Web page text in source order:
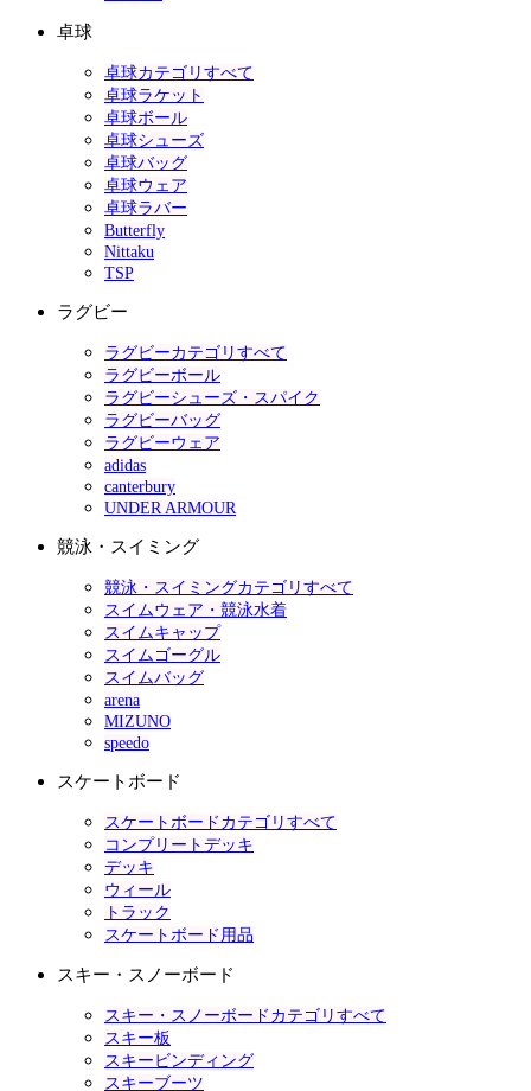
卓球
卓球カテゴリすべて
卓球ラケット
卓球ボール
卓球シューズ
卓球バッグ
卓球ウェア
卓球ラバー
Butterfly
Nittaku
TSP
ラグビー
ラグビーカテゴリすべて
ラグビーボール
ラグビーシューズ・スパイク
ラグビーバッグ
ラグビーウェア
adidas
canterbury
UNDER ARMOUR
競泳・スイミング
競泳・スイミングカテゴリすべて
スイムウェア・競泳水着
スイムキャップ
スイムゴーグル
スイムバッグ
arena
MIZUNO
speedo
スケートボード
スケートボードカテゴリすべて
コンプリートデッキ
デッキ
ウィール
トラック
スケートボード用品
スキー・スノーボード
スキー・スノーボードカテゴリすべて
スキー板
スキービンディング
スキーブーツ